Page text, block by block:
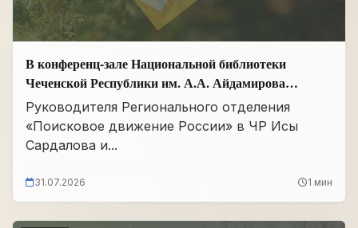
В конференц-зале Национальной библиотеки
Чеченской Республики им. А.А. Айдамирова
прошло заседание
Руководителя Регионального отделения
«Поисковое движение России» в ЧР Исы
Сардалова и...
31.07.2026 1 мин